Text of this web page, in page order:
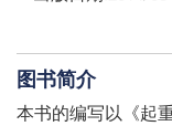
图书简介
本书的编写以《起